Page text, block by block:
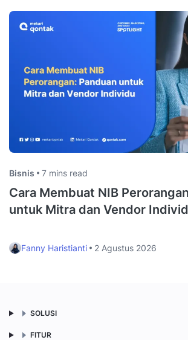
Bisnis 7 mins read
Cara Membuat NIB
untuk Mitra dan Vendor
Fanny Haristianti 2 Agustus 2026
SOLUSI
FITUR